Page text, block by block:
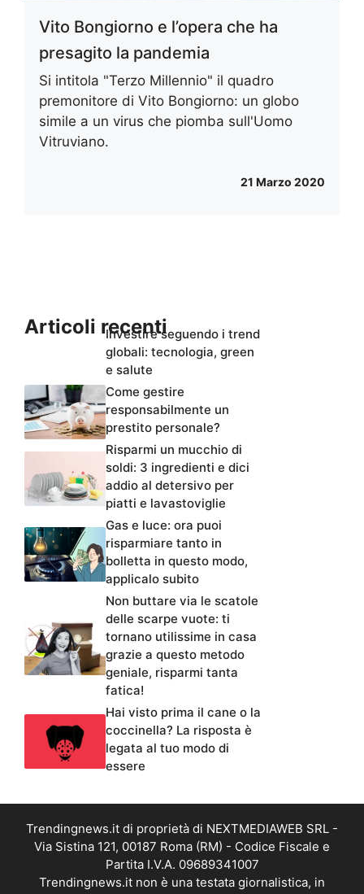
Vito Bongiorno e l’opera che ha
presagito la pandemia
Si intitola "Terzo Millennio" il quadro
premonitore di Vito Bongiorno: un globo
simile a un virus che piomba sull'Uomo
Vitruviano.
21 Marzo 2020
Articoli recentiInvestire seguendo i trend
globali: tecnologia, green
e salute
Come gestire
responsabilmente un
prestito personale?
Risparmi un mucchio di
soldi: 3 ingredienti e dici
addio al detersivo per
piatti e lavastoviglie
Gas e luce: ora puoi
risparmiare tanto in
bolletta in questo modo,
applicalo subito
Non buttare via le scatole
delle scarpe vuote: ti
tornano utilissime in casa
grazie a questo metodo
geniale, risparmi tanta
fatica!
Hai visto prima il cane o la
coccinella? La risposta è
legata al tuo modo di
essere
Trendingnews.it di proprietà di NEXTMEDIAWEB SRL -
Via Sistina 121, 00187 Roma (RM) - Codice Fiscale e
Partita I.V.A. 09689341007
Trendingnews.it non è una testata giornalistica, in